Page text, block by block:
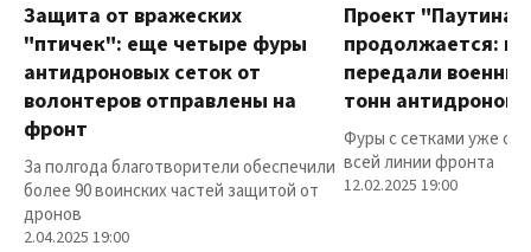
Защита от вражеских
"птичек": еще четыре фуры
антидроновых сеток от
волонтеров отправлены на
фронт
За полгода благотворители обеспечили
более 90 воинских частей защитой от
дронов
2.04.2025 19:00
Проект "Паутина"
продолжается:
передали
тонн
Фуры с сетками уже
всей линии фронта
12.02.2025 19:00